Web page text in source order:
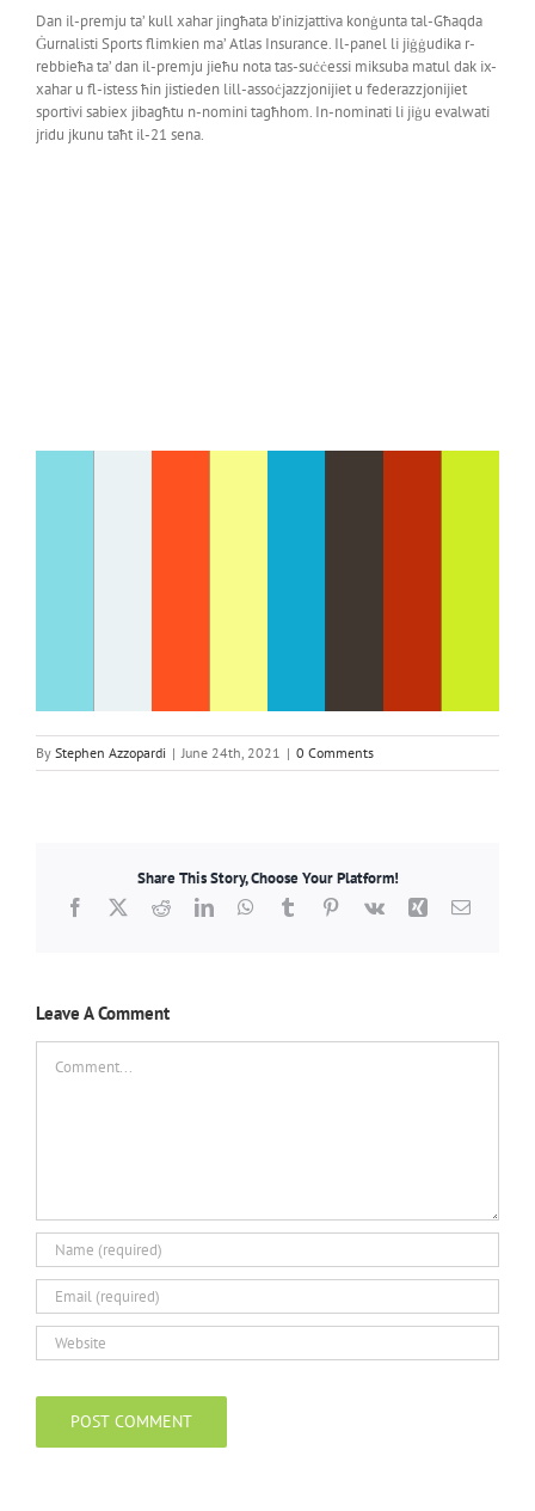
Dan il-premju ta’ kull xahar jingħata b’inizjattiva konġunta tal-Għaqda
Ġurnalisti Sports flimkien ma’ Atlas Insurance. Il-panel li jiġġudika r-
rebbieħa ta’ dan il-premju jieħu nota tas-suċċessi miksuba matul dak ix-
xahar u fl-istess ħin jistieden lill-assoċjazzjonijiet u federazzjonijiet
sportivi sabiex jibagħtu n-nomini tagħhom. In-nominati li jiġu evalwati
jridu jkunu taħt il-21 sena.
By Stephen Azzopardi | June 24th, 2021 | 0 Comments
Share This Story, Choose Your Platform!
Facebook
X RedditLinkedInWhatsApp
TumblrPinterest
Vk Xing Email
Leave A Comment